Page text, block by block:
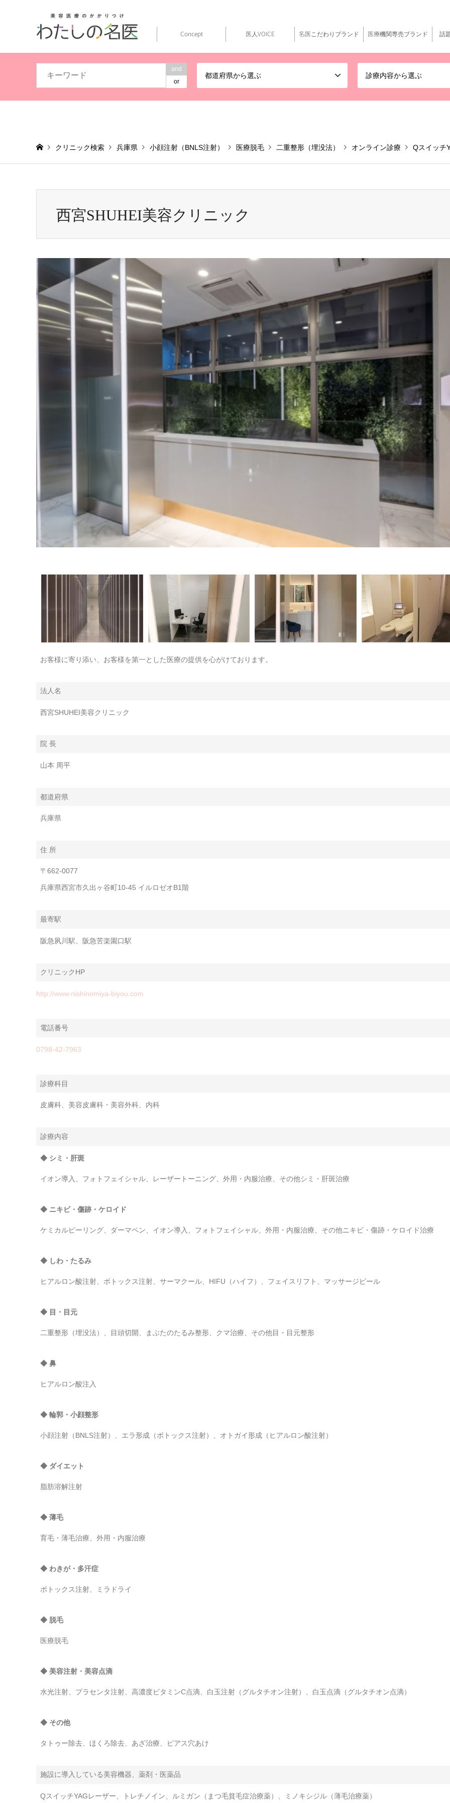
and
or
都道府県から選ぶ 診療内容から選ぶ
Concept 医人VOICE 名医こだわりブランド 医療機関専売ブランド 話
クリニック検索 兵庫県 小顔注射（BNLS注射） 医療脱毛 二重整形（埋没法） オンライン診療 Qスイッチ
西宮SHUHEI美容クリニック
お客様に寄り添い、お客様を第一とした医療の提供を心がけております。
法人名
西宮SHUHEI美容クリニック
院 長
山本 周平
都道府県
兵庫県
住 所
〒662-0077
兵庫県西宮市久出ヶ谷町10-45 イルロゼオB1階
最寄駅
阪急夙川駅、阪急苦楽園口駅
クリニックHP
http://www.nishinomiya-biyou.com
電話番号
0798-42-7963
診療科目
皮膚科、美容皮膚科・美容外科、内科
診療内容
◆ シミ・肝斑
イオン導入、フォトフェイシャル、レーザートーニング、外用・内服治療、その他シミ・肝斑治療
◆ ニキビ・傷跡・ケロイド
ケミカルピーリング、ダーマペン、イオン導入、フォトフェイシャル、外用・内服治療、その他ニキビ・傷跡・ケロイド治療
◆ しわ・たるみ
ヒアルロン酸注射、ボトックス注射、サーマクール、HIFU（ハイフ）、フェイスリフト、マッサージピール
◆ 目・目元
二重整形（埋没法）、目頭切開、まぶたのたるみ整形、クマ治療、その他目・目元整形
◆ 鼻
ヒアルロン酸注入
◆ 輪郭・小顔整形
小顔注射（BNLS注射）、エラ形成（ボトックス注射）、オトガイ形成（ヒアルロン酸注射）
◆ ダイエット
脂肪溶解注射
◆ 薄毛
育毛・薄毛治療、外用・内服治療
◆ わきが・多汗症
ボトックス注射、ミラドライ
◆ 脱毛
医療脱毛
◆ 美容注射・美容点滴
水光注射、プラセンタ注射、高濃度ビタミンC点滴、白玉注射（グルタチオン注射）、白玉点滴（グルタチオン点滴）
◆ その他
タトゥー除去、ほくろ除去、あざ治療、ピアス穴あけ
施設に導入している美容機器、薬剤・医薬品
QスイッチYAGレーザー、トレチノイン、ルミガン（まつ毛貧毛症治療薬）、ミノキシジル（薄毛治療薬）